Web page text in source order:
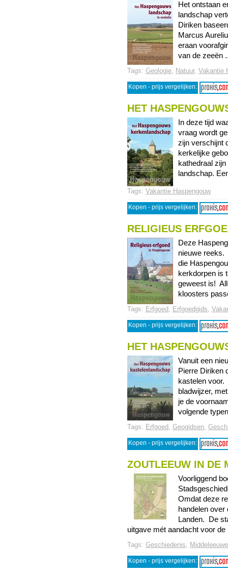
Het ontstaan
landschap
Diriken
Marcus
eraan
van de zeeën
Tags: Geologie, Natuur, Vakantie
Kopen - prijs vergelijken:
HET
In deze tijd
vraag wordt
zijn verschijnt
kerkelijke
kathedraal
landschap.
Tags: Vakantie Haspengouw
Kopen - prijs vergelijken:
RELIGIEUS
Deze
nieuwe reeks.
die
kerkdorpen is
geweest is!
kloosters
Tags: Erfgoed , Erfgoedgids,
Kopen - prijs vergelijken:
HET
Vanuit een
Pierre Diriken
kastelen voor.
bladwijzer,
je de
volgende
Tags: Erfgoed , Geogidsen,
Kopen - prijs vergelijken:
ZOUTLEEUW IN DE
Voorliggend
Omdat deze
handelen
Landen. De
uitgave mét aandacht voor
Tags: Geschiedenis,
Kopen - prijs vergelijken: